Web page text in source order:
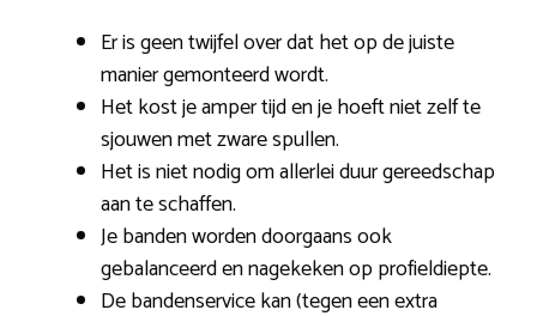
Er is geen twijfel over dat het op de juiste
manier gemonteerd wordt.
Het kost je amper tijd en je hoeft niet zelf te
sjouwen met zware spullen.
Het is niet nodig om allerlei duur gereedschap
aan te schaffen.
Je banden worden doorgaans ook
gebalanceerd en nagekeken op profieldiepte.
De bandenservice kan (tegen een extra